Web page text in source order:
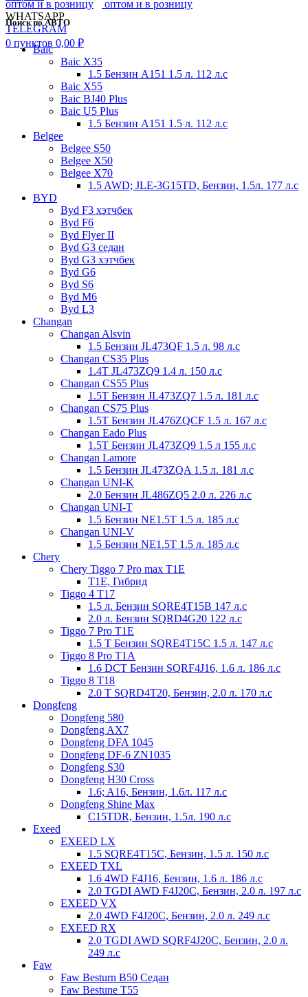
WHATSAPP
TELEGRAM
0 пунктов 0,00 ₽
Поиск по АВТО
Baic
Baic X35
1.5 Бензин A151 1.5 л. 112 л.с
Baic X55
Baic BJ40 Plus
Baic U5 Plus
1.5 Бензин A151 1.5 л. 112 л.с
Belgee
Belgee S50
Belgee X50
Belgee X70
1.5 AWD; JLE-3G15TD, Бензин, 1.5л. 177 л.с
BYD
Byd F3 хэтчбек
Byd F6
Byd Flyer II
Byd G3 седан
Byd G3 хэтчбек
Byd G6
Byd S6
Byd M6
Byd L3
Changan
Changan Alsvin
1.5 Бензин JL473QF 1.5 л. 98 л.с
Changan CS35 Plus
1.4T JL473ZQ9 1.4 л. 150 л.с
Changan CS55 Plus
1.5T Бензин JL473ZQ7 1.5 л. 181 л.с
Changan CS75 Plus
1.5T Бензин JL476ZQCF 1.5 л. 167 л.с
Changan Eado Plus
1.5T Бензин JL473ZQ9 1.5 л 155 л.с
Changan Lamore
1.5 Бензин JL473ZQA 1.5 л. 181 л.с
Changan UNI-K
2.0 Бензин JL486ZQ5 2.0 л. 226 л.с
Changan UNI-T
1.5 Бензин NE1.5T 1.5 л. 185 л.с
Changan UNI-V
1.5 Бензин NE1.5T 1.5 л. 185 л.с
Chery
Chery Tiggo 7 Prо max T1E
T1E, Гибрид
Tiggo 4 T17
1.5 л. Бензин SQRE4T15B 147 л.с
2.0 л. Бензин SQRD4G20 122 л.с
Tiggo 7 Prо T1E
1.5 T Бензин SQRЕ4T15C 1.5 л. 147 л.с
Tiggo 8 Pro T1A
1.6 DCT Бензин SQRF4J16, 1.6 л. 186 л.с
Tiggo 8 T18
2.0 T SQRD4T20, Бензин, 2.0 л. 170 л.с
Dongfeng
Dongfeng 580
Dongfeng AX7
Dongfeng DFA 1045
Dongfeng DF-6 ZN1035
Dongfeng S30
Dongfeng H30 Cross
1.6; A16, Бензин, 1.6л. 117 л.с
Dongfeng Shine Max
C15TDR, Бензин, 1.5л. 190 л.с
Exeed
EXEED LX
1.5 SQRE4T15C, Бензин, 1.5 л. 150 л.с
EXEED TXL
1.6 4WD F4J16, Бензин, 1.6 л. 186 л.с
2.0 TGDI AWD F4J20C, Бензин, 2.0 л. 197 л.с
EXEED VX
2.0 4WD F4J20C, Бензин, 2.0 л. 249 л.с
EXEED RX
2.0 TGDI AWD SQRF4J20C, Бензин, 2.0 л.
249 л.с
Faw
Faw Besturn B50 Седан
Faw Bestune T55